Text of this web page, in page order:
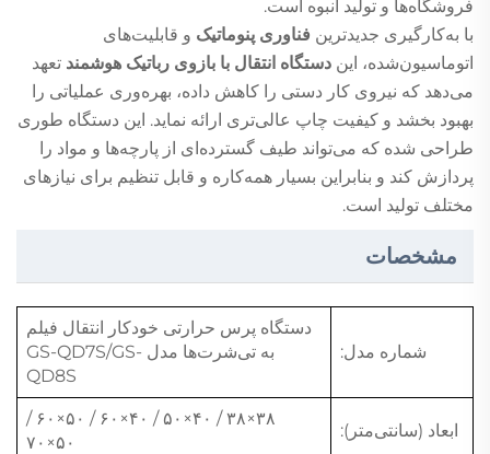
فروشگاه‌ها و تولید انبوه است.
با به‌کارگیری جدیدترین فناوری پنوماتیک و قابلیت‌های
اتوماسیون‌شده، این دستگاه انتقال با بازوی رباتیک هوشمند تعهد
می‌دهد که نیروی کار دستی را کاهش داده، بهره‌وری عملیاتی را
بهبود بخشد و کیفیت چاپ عالی‌تری ارائه نماید. این دستگاه طوری
طراحی شده که می‌تواند طیف گسترده‌ای از پارچه‌ها و مواد را
پردازش کند و بنابراین بسیار همه‌کاره و قابل تنظیم برای نیازهای
مختلف تولید است.
مشخصات
شماره مدل:
دستگاه پرس حرارتی خودکار انتقال فیلم
به تی‌شرت‌ها مدل GS-QD7S/GS-
QD8S
ابعاد (سانتی‌متر):
۳۸×۳۸ / ۴۰×۵۰ / ۴۰×۶۰ / ۵۰×۶۰ /
۵۰×۷۰